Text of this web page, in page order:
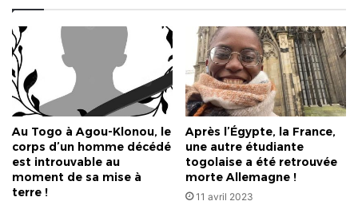
SONT
POUR
L'AVOIR
VOULU
Au Togo à Agou-Klonou, le
corps d’un homme décédé
est introuvable au
moment de sa mise à
terre !
Après l’Égypte, la France,
une autre étudiante
togolaise a été retrouvée
morte Allemagne !
11 avril 2023